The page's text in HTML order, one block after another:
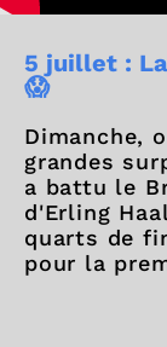
5 juillet :
😱
Dimanche,
grandes
a battu le
d'Erling
quarts de
pour la